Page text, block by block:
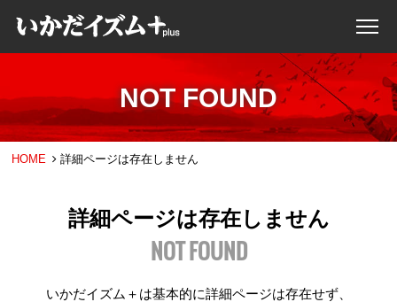
NOT FOUND
HOME 詳細ページは存在しません
詳細ページは存在しません
NOT FOUND
いかだイズム＋は基本的に詳細ページは存在せず、